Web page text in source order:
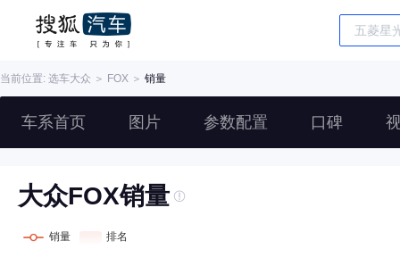
当前位置: 选车大众 ＞ FOX ＞ 销量
车系首页 图片 参数配置 口碑
大众FOX销量